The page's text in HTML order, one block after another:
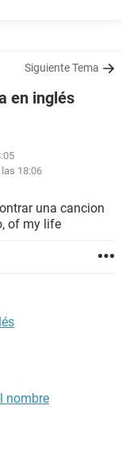
Siguiente Tema
en inglés
18:06
una cancion
of my life
nombre